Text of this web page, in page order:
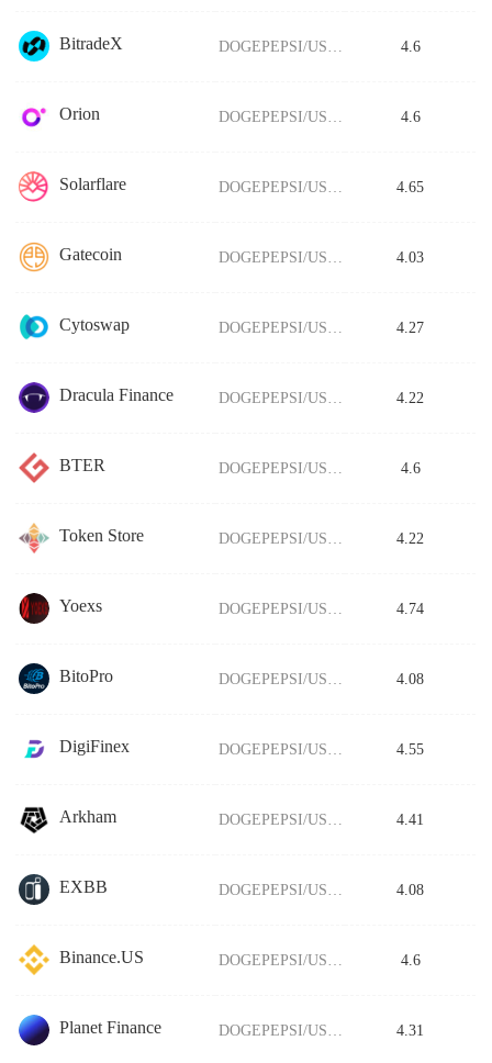
BitradeX 4.6
Orion 4.6
Solarflare 4.65
Gatecoin 4.03
Cytoswap 4.27
Dracula Finance 4.22
BTER 4.6
Token Store 4.22
Yoexs 4.74
BitoPro 4.08
DigiFinex 4.55
Arkham 4.41
EXBB 4.08
Binance.US 4.6
Planet Finance 4.31